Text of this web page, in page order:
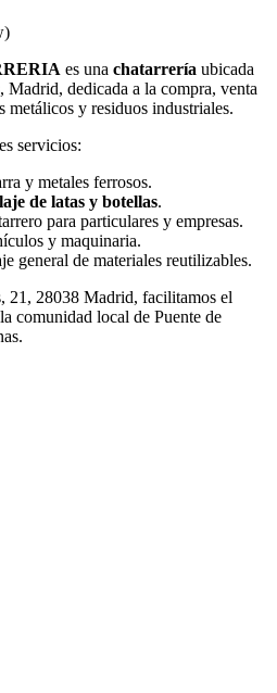
es una chatarrería ubicada
, Madrid, dedicada a la compra, venta
metálicos y residuos industriales.
servicios:
y metales ferrosos.
de latas y botellas.
para particulares y empresas.
y maquinaria.
general de materiales reutilizables.
21, 28038 Madrid, facilitamos el
comunidad local de Puente de